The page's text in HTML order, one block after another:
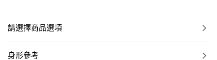
請選擇商品選項
身形參考